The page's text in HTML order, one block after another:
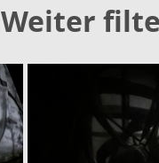
Weiter